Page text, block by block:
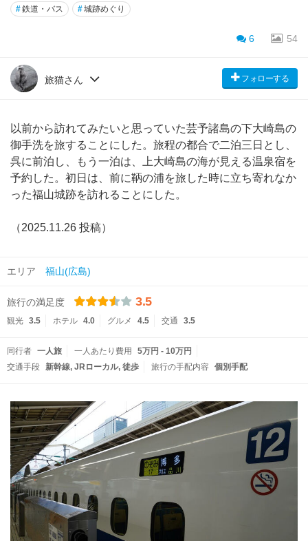
#鉄道・バス #城跡めぐり
6 54
旅猫さん フォローする
以前から訪れてみたいと思っていた芸予諸島の下大崎島の
御手洗を旅することにした。旅程の都合で二泊三日とし、
呉に前泊し、もう一泊は、上大崎島の海が見える温泉宿を
予約した。初日は、前に鞆の浦を旅した時に立ち寄れなか
った福山城跡を訪れることにした。
（2025.11.26 投稿）
エリア 福山(広島)
旅行の満足度 3.5
観光 3.5 ホテル 4.0 グルメ 4.5 交通 3.5
同行者 一人旅 一人あたり費用
5万円 - 10万円
交通手段 新幹線 JRローカル 徒歩 旅行の手配内容 個別手配